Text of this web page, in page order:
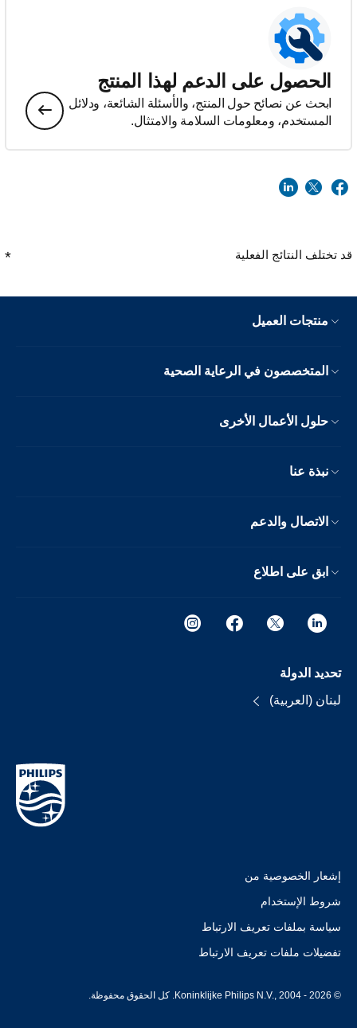
الحصول على الدعم لهذا المنتج
ابحث عن نصائح حول المنتج، والأسئلة الشائعة، ودلائل
المستخدم، ومعلومات السلامة والامتثال.
قد تختلف النتائج الفعلية
منتجات العميل
المتخصصون في الرعاية الصحية
حلول الأعمال الأخرى
نبذة عنا
الاتصال والدعم
ابق على اطلاع
تحديد الدولة
لبنان (العربية)
إشعار الخصوصية من
شروط الإستخدام
سياسة بملفات تعريف الارتباط
تفضيلات ملفات تعريف الارتباط
© Koninklijke Philips N.V., 2004 - 2026. كل الحقوق محفوظة.